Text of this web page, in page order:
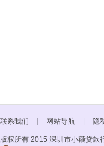
联系我们 网站导航 隐
版权所有 2015 深圳市小额贷款